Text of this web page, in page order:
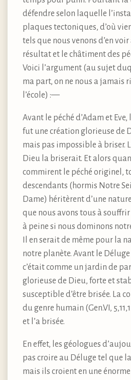
défendre selon laquelle
plaques tectoniques, d’où
tels que nous venons d’en
résultat et le châtiment des
Voici l’argument (au sujet
ma part, on ne nous a jamais
l’école) :—
Avant le péché d’Adam et
fut une création glorieuse de
mais pas impossible à briser.
Dieu la briserait. Et alors
commirent le péché originel,
descendants (hormis Notre
Dame) héritèrent d’une
que nous avons tous à souffrir
à peine si nous dominons
Il en serait de même pour la
notre planète. Avant le
c’était comme un jardin de
glorieuse de Dieu, forte et
susceptible d’être brisée. La
du genre humain (Gen.VI,
et l’a brisée.
En effet, les géologues
pas croire au Déluge tel que
mais ils croient en une